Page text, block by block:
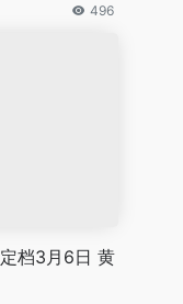
496
档3月6日 黄